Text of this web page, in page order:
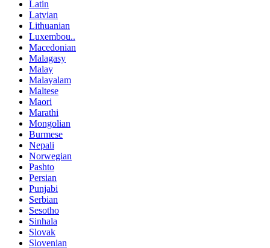
Latin
Latvian
Lithuanian
Luxembou..
Macedonian
Malagasy
Malay
Malayalam
Maltese
Maori
Marathi
Mongolian
Burmese
Nepali
Norwegian
Pashto
Persian
Punjabi
Serbian
Sesotho
Sinhala
Slovak
Slovenian